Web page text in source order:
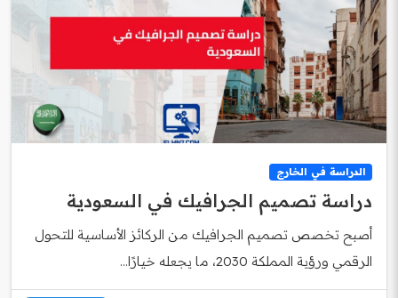
الدراسة في الخارج
دراسة تصميم الجرافيك في السعودية
أصبح تخصص تصميم الجرافيك من الركائز الأساسية للتحول
الرقمي ورؤية المملكة 2030، ما يجعله خيارًا...